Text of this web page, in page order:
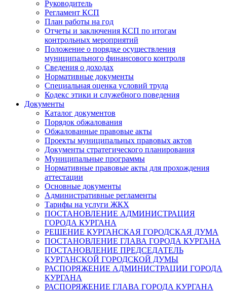
Руководитель
Регламент КСП
План работы на год
Отчеты и заключения КСП по итогам
контрольных мероприятий
Положение о порядке осуществления
муниципального финансового контроля
Сведения о доходах
Нормативные документы
Специальная оценка условий труда
Кодекс этики и служебного поведения
Документы
Каталог документов
Порядок обжалования
Обжалованные правовые акты
Проекты муниципальных правовых актов
Документы стратегического планирования
Муниципальные программы
Нормативные правовые акты для прохождения
аттестации
Основные документы
Административные регламенты
Тарифы на услуги ЖКХ
ПОСТАНОВЛЕНИЕ АДМИНИСТРАЦИЯ
ГОРОДА КУРГАНА
РЕШЕНИЕ КУРГАНСКАЯ ГОРОДСКАЯ ДУМА
ПОСТАНОВЛЕНИЕ ГЛАВА ГОРОДА КУРГАНА
ПОСТАНОВЛЕНИЕ ПРЕДСЕДАТЕЛЬ
КУРГАНСКОЙ ГОРОДСКОЙ ДУМЫ
РАСПОРЯЖЕНИЕ АДМИНИСТРАЦИИ ГОРОДА
КУРГАНА
РАСПОРЯЖЕНИЕ ГЛАВА ГОРОДА КУРГАНА